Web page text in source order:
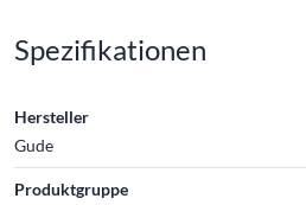
Spezifikationen
Hersteller
Gude
Produktgruppe